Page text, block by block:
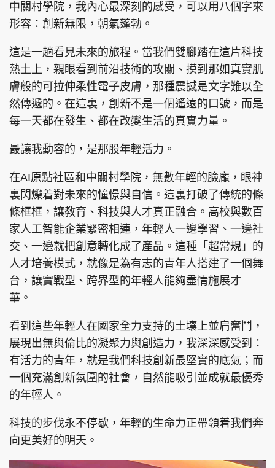
頭條日報 星島環球 The Standard
親子王 Oh!爸媽 JobMarket
頭條搵工 EDUPLUS
關於我們
聯絡我們
隱私政策聲明
使用條款
版權及免責聲明
Copyright © 東周網 版權所有 . 不得轉載
©Eastweek.com.hk. All rights reserved.
中關村學院，我內心最深刻的感受，可以用八個字來
形容：創新無限，朝氣蓬勃。
這是一趟看見未來的旅程。當我們雙腳踏在這片科技
熱土上，親眼看到前沿技術的攻關、摸到那如真實肌
膚般的可拉伸柔性電子皮膚，那種震撼是文字難以全
然傳遞的。在這裏，創新不是一個遙遠的口號，而是
每一天都在發生、都在改變生活的真實力量。
最讓我動容的，是那股年輕活力。
在AI原點社區和中關村學院，無數年輕的臉龐，眼神
裏閃爍着對未來的憧憬與自信。這裏打破了傳統的條
條框框，讓教育、科技與人才真正融合。高校與數百
家人工智能企業緊密相連，年輕人一邊學習、一邊社
交、一邊就把創意轉化成了產品。這種「超常規」的
人才培養模式，就像是為有志的青年人搭建了一個舞
台，讓實戰型、跨界型的年輕人能夠盡情施展才
華。
看到這些年輕人在國家全力支持的土壤上並肩奮鬥，
展現出無與倫比的凝聚力與創造力，我深深感受到：
有活力的青年，就是我們科技創新最堅實的底氣；而
一個充滿創新氛圍的社會，自然能吸引並成就最優秀
的年輕人。
科技的步伐永不停歇，年輕的生命力正帶領着我們奔
向更美好的明天。